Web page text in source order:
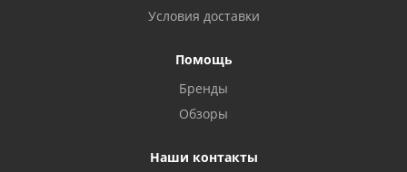
Условия доставки
Помощь
Бренды
Обзоры
Наши контакты